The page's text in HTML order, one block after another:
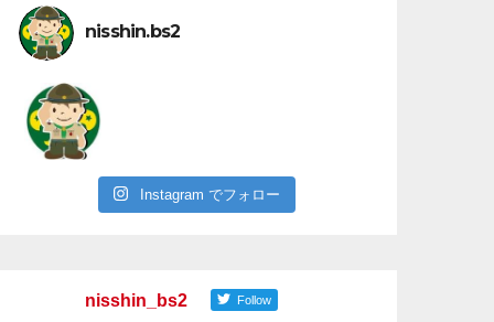
nisshin.bs2
Instagram でフォロー
nisshin_bs2 Follow